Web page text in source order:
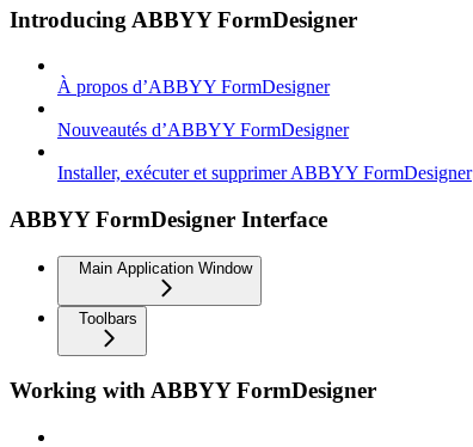
Introducing ABBYY FormDesigner
À propos d’ABBYY FormDesigner
Nouveautés d’ABBYY FormDesigner
Installer, exécuter et supprimer ABBYY FormDesigner
ABBYY FormDesigner Interface
Main Application Window
Toolbars
Working with ABBYY FormDesigner